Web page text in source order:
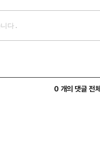
0 개의 댓글 전